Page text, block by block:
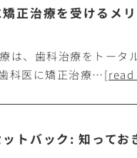
矯正治療を受けるメ
は、歯科治療をトー
科医に矯正治療…
トバック: 知ってお